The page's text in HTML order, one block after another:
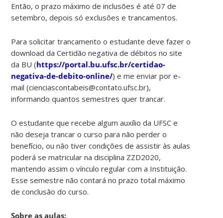
Então, o prazo máximo de inclusões é até 07 de
setembro, depois só exclusões e trancamentos.
Para solicitar trancamento o estudante deve fazer o
download da Certidão negativa de débitos no site
da BU (https://portal.bu.ufsc.br/certidao-
negativa-de-debito-online/) e me enviar por e-
mail (cienciascontabeis@contato.ufsc.br),
informando quantos semestres quer trancar.
O estudante que recebe algum auxílio da UFSC e
não deseja trancar o curso para não perder o
benefício, ou não tiver condições de assistir às aulas
poderá se matricular na disciplina ZZD2020,
mantendo assim o vínculo regular com a Instituição.
Esse semestre não contará no prazo total máximo
de conclusão do curso.
Sobre as aulas: